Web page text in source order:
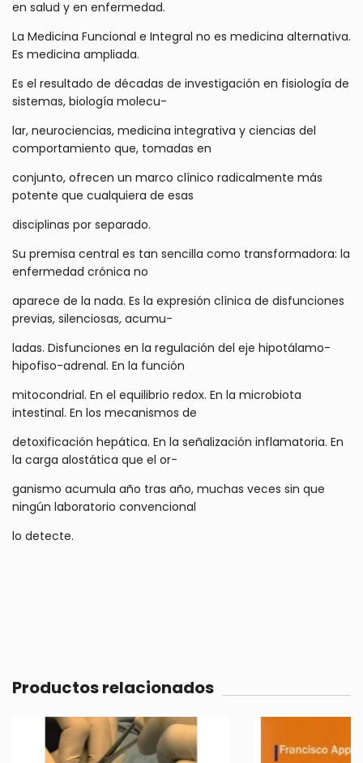
en salud y en enfermedad.
La Medicina Funcional e Integral no es medicina alternativa.
Es medicina ampliada.
Es el resultado de décadas de investigación en fisiología de
sistemas, biología molecu-
lar, neurociencias, medicina integrativa y ciencias del
comportamiento que, tomadas en
conjunto, ofrecen un marco clínico radicalmente más
potente que cualquiera de esas
disciplinas por separado.
Su premisa central es tan sencilla como transformadora: la
enfermedad crónica no
aparece de la nada. Es la expresión clínica de disfunciones
previas, silenciosas, acumu-
ladas. Disfunciones en la regulación del eje hipotálamo-
hipofiso-adrenal. En la función
mitocondrial. En el equilibrio redox. En la microbiota
intestinal. En los mecanismos de
detoxificación hepática. En la señalización inflamatoria. En
la carga alostática que el or-
ganismo acumula año tras año, muchas veces sin que
ningún laboratorio convencional
lo detecte.
Productos relacionados